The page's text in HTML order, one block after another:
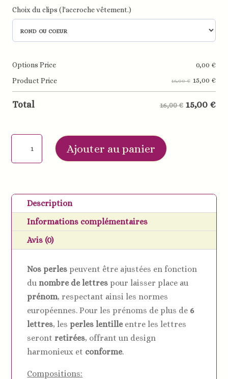
Choix du clips (l'accroche vêtement.)
Options Price 0,00 €
Product Price
16,00 € 15,00 €
Total 16,00 € 15,00 €
personnalisées
double
fleurs
Ajouter au panier
Description
Informations complémentaires
Avis (0)
Nos perles peuvent être ajustées en fonction
du nombre de lettres pour laisser place au
prénom, respectant ainsi les normes
européennes. Pour les prénoms de plus de 6
lettres, les perles lentilleentre les lettres
seront retirées, offrant un design
harmonieux et conforme.
Compositions: